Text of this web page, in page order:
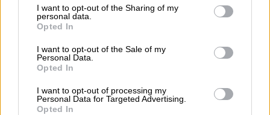
I want to opt-out of the Sharing of my
personal data.
Opted In
I want to opt-out of the Sale of my
Personal Data.
Opted In
I want to opt-out of processing my
Personal Data for Targeted Advertising.
Opted In
imponerse sobre los que se sienten catalanes,
españoles y europeos... A ver qué pasa.
Vox CUP Jordi Pujol JxCAT
resultados electorales
Salvador Illa
NOTICIAS RELACIONADAS